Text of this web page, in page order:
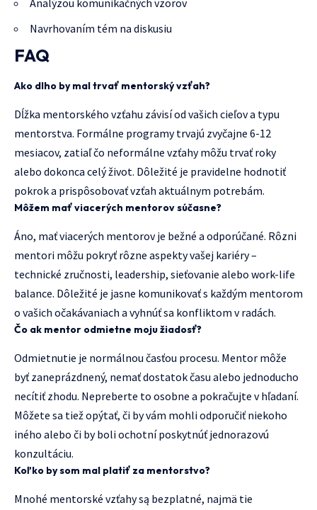
Analýzou komunikačných vzorov
Navrhovaním tém na diskusiu
FAQ
Ako dlho by mal trvať mentorský vzťah?
Dĺžka mentorského vzťahu závisí od vašich cieľov a typu
mentorstva. Formálne programy trvajú zvyčajne 6-12
mesiacov, zatiaľ čo neformálne vzťahy môžu trvať roky
alebo dokonca celý život. Dôležité je pravidelne hodnotiť
pokrok a prispôsobovať vzťah aktuálnym potrebám.
Môžem mať viacerých mentorov súčasne?
Áno, mať viacerých mentorov je bežné a odporúčané. Rôzni
mentori môžu pokryť rôzne aspekty vašej kariéry –
technické zručnosti, leadership, sieťovanie alebo work-life
balance. Dôležité je jasne komunikovať s každým mentorom
o vašich očakávaniach a vyhnúť sa konfliktom v radách.
Čo ak mentor odmietne moju žiadosť?
Odmietnutie je normálnou časťou procesu. Mentor môže
byť zaneprázdnený, nemať dostatok času alebo jednoducho
necítiť zhodu. Nepreberte to osobne a pokračujte v hľadaní.
Môžete sa tiež opýtať, či by vám mohli odporučiť niekoho
iného alebo či by boli ochotní poskytnúť jednorazovú
konzultáciu.
Koľko by som mal platiť za mentorstvo?
Mnohé mentorské vzťahy są bezplatné, najmä tie